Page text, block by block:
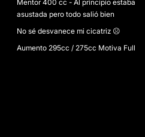
Mentor 400 cc - Al principio estaba
asustada pero todo salió bien
No sé desvanece mi cicatriz ☹️
Aumento 295cc / 275cc Motiva Full